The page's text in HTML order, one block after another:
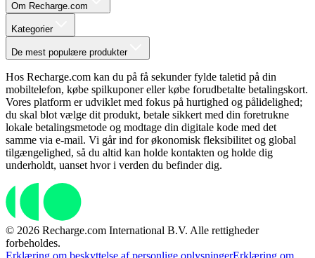
Om Recharge.com
Kategorier
De mest populære produkter
Hos Recharge.com kan du på få sekunder fylde taletid på din
mobiltelefon, købe spilkuponer eller købe forudbetalte betalingskort.
Vores platform er udviklet med fokus på hurtighed og pålidelighed;
du skal blot vælge dit produkt, betale sikkert med din foretrukne
lokale betalingsmetode og modtage din digitale kode med det
samme via e-mail. Vi går ind for økonomisk fleksibilitet og global
tilgængelighed, så du altid kan holde kontakten og holde dig
underholdt, uanset hvor i verden du befinder dig.
© 2026 Recharge.com International B.V. Alle rettigheder
forbeholdes.